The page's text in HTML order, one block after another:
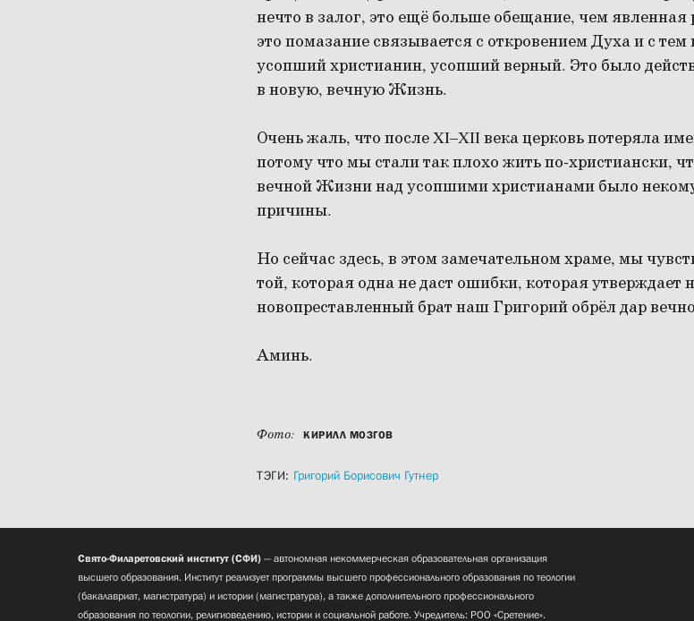
нечто в залог, это ещё больше обещание, чем явленная
это помазание связывается с откровением Духа и с
усопший христианин, усопший верный. Это было
в новую, вечную Жизнь.
Очень жаль, что после XI–XII века церковь потеряла
потому что мы стали так плохо жить по-христиански,
вечной Жизни над усопшими христианами было
причины.
Но сейчас здесь, в этом замечательном храме, мы
той, которая одна не даст ошибки, которая утверждает
новопреставленный брат наш Григорий обрёл дар
Аминь.
Фото: КИРИЛЛ МОЗГОВ
ТЭГИ: Григорий Борисович Гутнер
Свято-Филаретовский институт (СФИ) — автономная некоммерческая образовательная организация
высшего образования. Институт реализует программы высшего профессионального образования по теологии
(бакалавриат, магистратура) и истории (магистратура), а также дополнительного профессионального
образования по теологии, религиоведению, истории и социальной работе. Учредитель: РОО «Сретение».